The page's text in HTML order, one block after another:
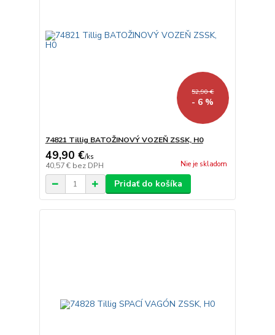
52,90 €
- 6 %
74821 Tillig BATOŽINOVÝ VOZEŇ ZSSK, H0
49,90 €/ks
40,57 € bez DPH Nie je skladom
Pridať do košíka